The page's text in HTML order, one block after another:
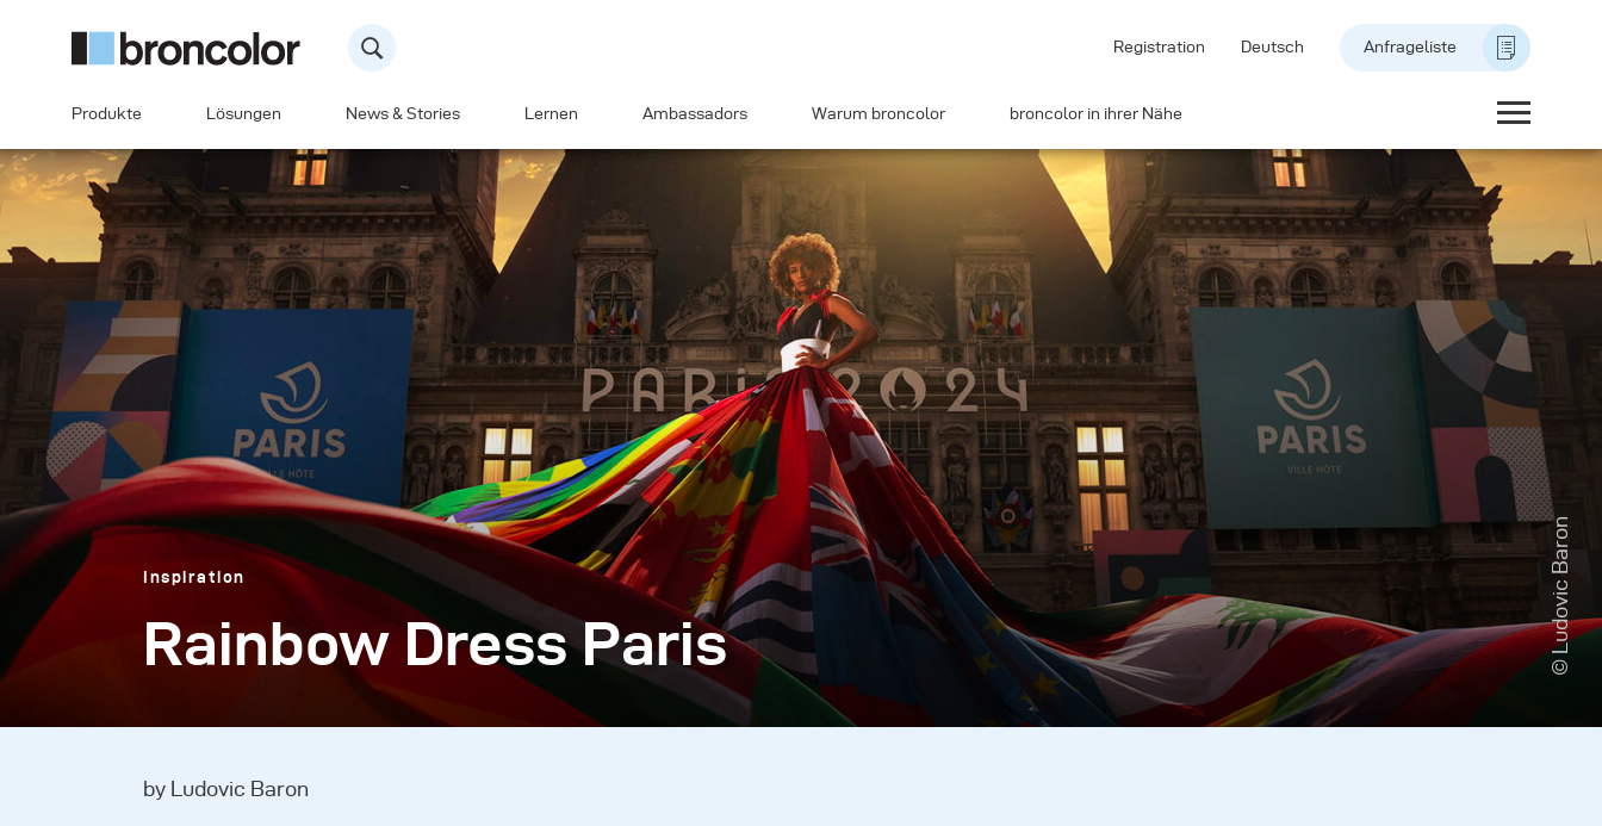
Registration Deutsch Anfrageliste
Produkte Lösungen News & Stories Lernen Ambassadors Warum broncolor broncolor in ihrer Nähe
Inspiration
Rainbow Dress Paris © Ludovic Baron
by Ludovic Baron